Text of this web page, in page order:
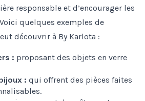
responsable et d’encourager les
quelques exemples de
découvrir à By Karlota :
: proposant des objets en verre
: qui offrent des pièces faites